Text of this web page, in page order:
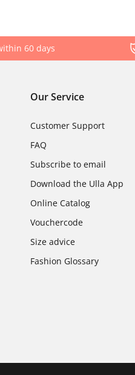
60 days
Our Service
Customer Support
FAQ
Subscribe to email
Download the Ulla App
Online Catalog
Vouchercode
Size advice
Fashion Glossary